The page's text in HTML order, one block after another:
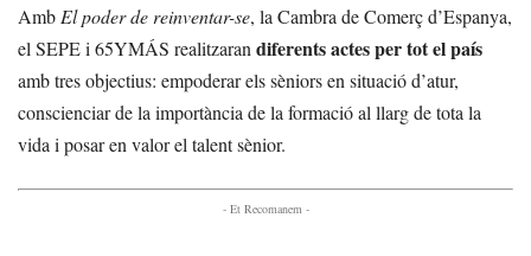
Amb El poder de reinventar-se, la Cambra de Comerç d’Espanya,
el SEPE i 65YMÁS realitzaran diferents actes per tot el país
amb tres objectius: empoderar els sèniors en situació d’atur,
conscienciar de la importància de la formació al llarg de tota la
vida i posar en valor el talent sènior.
- Et Recomanem -